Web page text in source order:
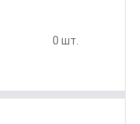
0 шт.